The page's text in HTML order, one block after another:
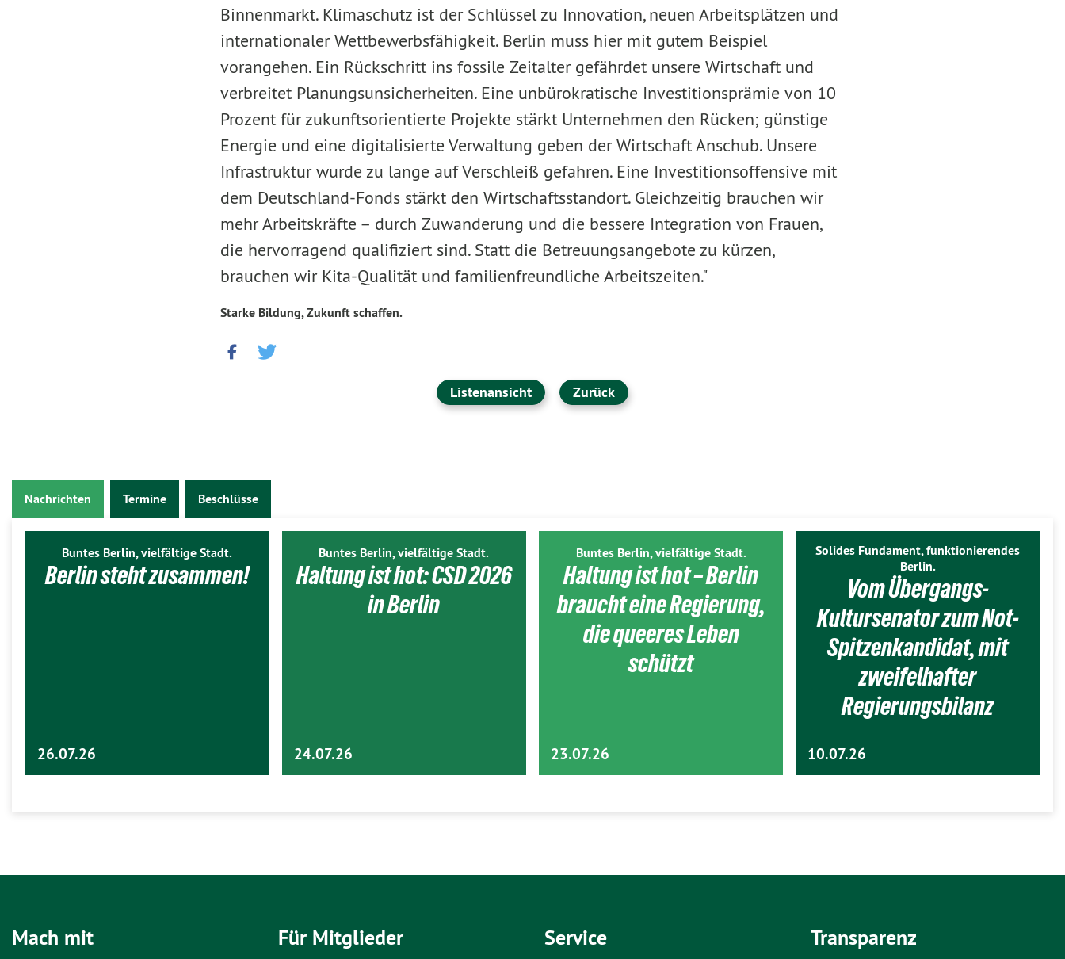
Binnenmarkt. Klimaschutz ist der Schlüssel zu Innovation, neuen Arbeitsplätzen und
internationaler Wettbewerbsfähigkeit. Berlin muss hier mit gutem Beispiel
vorangehen. Ein Rückschritt ins fossile Zeitalter gefährdet unsere Wirtschaft und
verbreitet Planungsunsicherheiten. Eine unbürokratische Investitionsprämie von 10
Prozent für zukunftsorientierte Projekte stärkt Unternehmen den Rücken; günstige
Energie und eine digitalisierte Verwaltung geben der Wirtschaft Anschub. Unsere
Infrastruktur wurde zu lange auf Verschleiß gefahren. Eine Investitionsoffensive mit
dem Deutschland-Fonds stärkt den Wirtschaftsstandort. Gleichzeitig brauchen wir
mehr Arbeitskräfte – durch Zuwanderung und die bessere Integration von Frauen,
die hervorragend qualifiziert sind. Statt die Betreuungsangebote zu kürzen,
brauchen wir Kita-Qualität und familienfreundliche Arbeitszeiten."
Starke Bildung, Zukunft schaffen.
Listenansicht Zurück
Nachrichten Termine Beschlüsse
Buntes Berlin, vielfältige Stadt.
Berlin steht zusammen!
26.07.26
Buntes Berlin, vielfältige Stadt.
Haltung ist hot: CSD 2026
in Berlin
24.07.26
Buntes Berlin, vielfältige Stadt.
Haltung ist hot – Berlin
braucht eine Regierung,
die queeres Leben
schützt
23.07.26
Solides Fundament, funktionierendes
Berlin.
Vom Übergangs-
Kultursenator zum Not-
Spitzenkandidat, mit
zweifelhafter
Regierungsbilanz
10.07.26
Mach mit Für Mitglieder Service Transparenz